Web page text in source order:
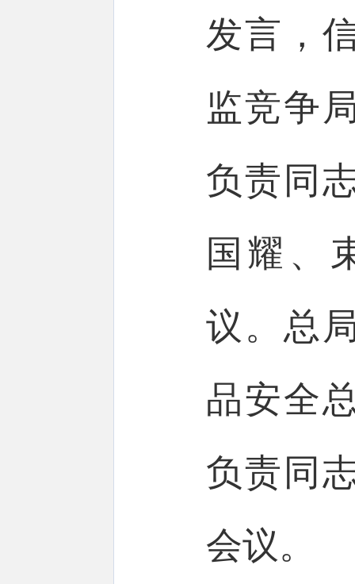
发言，
监竞争
负责同
国耀、
议。总
品安全
负责同
会议。